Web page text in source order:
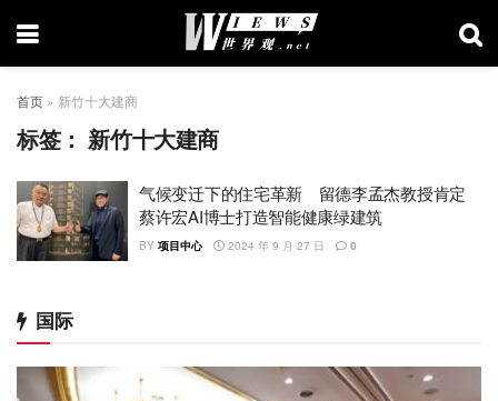
首页 » 新竹十大建商
标签：新竹十大建商
气候变迁下的住宅革新 留德李孟杰教授肯定
蔡许宏AI博士打造智能健康绿建筑
BY 项目中心 2024 年 9 月 27 日 0
国际